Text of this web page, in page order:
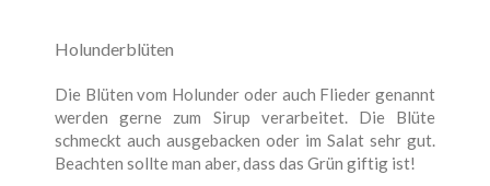
Holunderblüten
Die Blüten vom Holunder oder auch Flieder genannt
werden gerne zum Sirup verarbeitet. Die Blüte
schmeckt auch ausgebacken oder im Salat sehr gut.
Beachten sollte man aber, dass das Grün giftig ist!